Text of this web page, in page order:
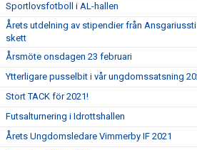
Sportlovsfotboll i AL-hallen
Årets utdelning av stipendier från
skett
Årsmöte onsdagen 23 februari
Ytterligare pusselbit i vår ungdomssatsning
Stort TACK för 2021!
Futsalturnering i Idrottshallen
Årets Ungdomsledare Vimmerby IF 2021